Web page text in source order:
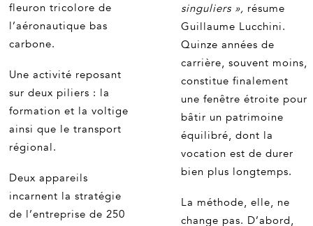
singuliers », résume
Guillaume Lucchini.
Quinze années de
carrière, souvent moins,
constitue finalement
une fenêtre étroite pour
bâtir un patrimoine
équilibré, dont la
vocation est de durer
bien plus longtemps.
La méthode, elle, ne
change pas. D’abord,
fleuron tricolore de
l’aéronautique bas
carbone.
Une activité reposant
sur deux piliers : la
formation et la voltige
ainsi que le transport
régional.
Deux appareils
incarnent la stratégie
de l’entreprise de 250